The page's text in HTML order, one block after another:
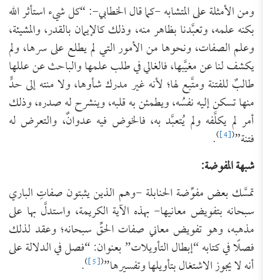
ومن الأمثلة على المتشابه -كما قال الخطابي-: “كل شيء استأثر الله
بكنه علمه، وتعبَّدنا بظاهر منه، وذلك كالإيمان بالقدر، والمشيئة،
وعلم الصفات، ونحوها من الأمور التي لم يطلع على سرها، ولم
يكشف لنا عن مغيَّبها، فالغالي في طلب علمها والباحث عن عللها
طالبٌ للفتنة ومتَّبع لها؛ لأنه غير مدرك شأوها، ولا منته إلى حدٍّ
منها تسكن إليه نفسُه، ويطمئن به قلبه، وينشرح له صدره، وذلك
أمر لم يكلَّفه ولم يُتعبَّد به، فالخوض فيه عدوانٌ، والتعرض له
فتنة”(
[4]
)
.
شبهة المفوضة:
تمسَّك بعض مفوِّضة الحنابلة -وهم الذين يثبتون صفاتِ الباري
سبحانه بتفويض معانيها- بهذه الآية الكريمة، واستدلَّ بها على
مذهبه، وهو تفويض معاني صفات الحقِّ سبحانه؛ وعقد لذلك
فصلًا في كتابه “إبطال التأويلات” بعنوان: “فصل في الدلالة على
أنه لا يجوز الاشتغال بتأويلها وتفسيرها”(
[5]
)
.